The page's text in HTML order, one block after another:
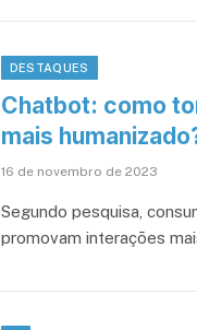
DESTAQUES
Chatbot: como
mais
16 de novembro de 2023
Segundo pesquisa,
promovam interações